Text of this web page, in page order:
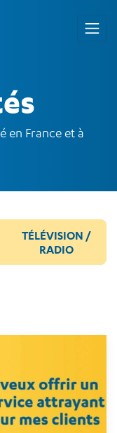
en France et à
TÉLÉVISION /
RADIO